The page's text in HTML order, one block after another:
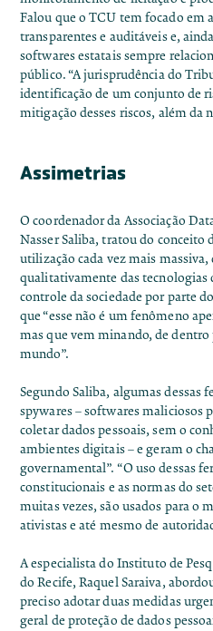
Falou que o TCU tem focado em
transparentes e auditáveis e,
softwares estatais sempre
público. “A jurisprudência do
identificação de um conjunto de
mitigação desses riscos, além da
Assimetrias
O coordenador da Associação
Nasser Saliba, tratou do conceito
utilização cada vez mais
qualitativamente das tecnologias
controle da sociedade por parte
que “esse não é um fenômeno
mas que vem minando, de dentro
mundo”.
Segundo Saliba, algumas dessas
spywares – softwares maliciosos
coletar dados pessoais, sem o
ambientes digitais – e geram o
governamental”. “O uso dessas
constitucionais e as normas do
muitas vezes, são usados para o
ativistas e até mesmo de
A especialista do Instituto de
do Recife, Raquel Saraiva,
preciso adotar duas medidas
geral de proteção de dados